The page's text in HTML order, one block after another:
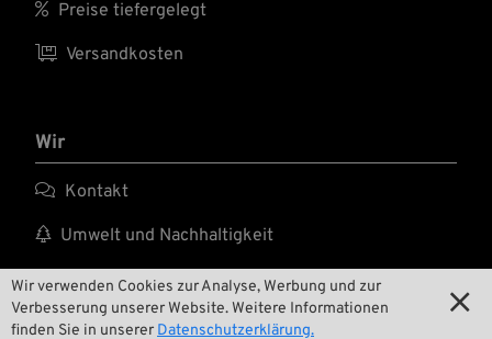
Wir verwenden Cookies zur Analyse, Werbung und zur
Verbesserung unserer Website. Weitere Informationen
finden Sie in unserer Datenschutzerklärung.

 Preise tiefergelegt
 Versandkosten
Wir
 Kontakt
 Umwelt und Nachhaltigkeit
Unsere Geschichte
 Wrecking Crew